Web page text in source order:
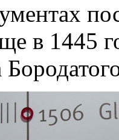
в 1445